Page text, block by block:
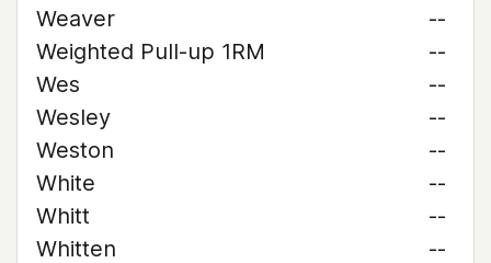
Weaver
--
Weighted Pull-up 1RM
--
Wes
--
Wesley
--
Weston
--
White
--
Whitt
--
Whitten
--